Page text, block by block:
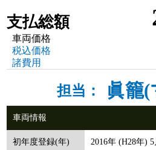
支払総額
車両価格
税込価格
諸費用
担当： 眞籠
車両情報
初年度登録(年) 2016年 (H28年) 5